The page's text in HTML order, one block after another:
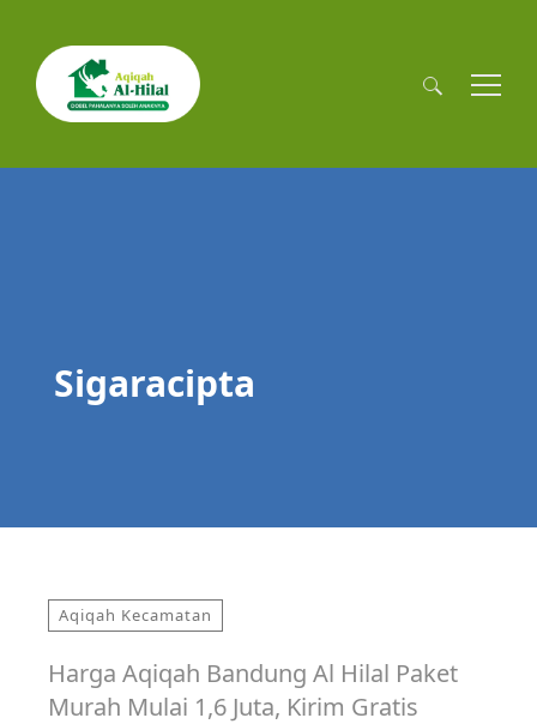
Cari
Sigaracipta
Aqiqah Kecamatan
Harga Aqiqah Bandung Al Hilal Paket
Murah Mulai 1,6 Juta, Kirim Gratis